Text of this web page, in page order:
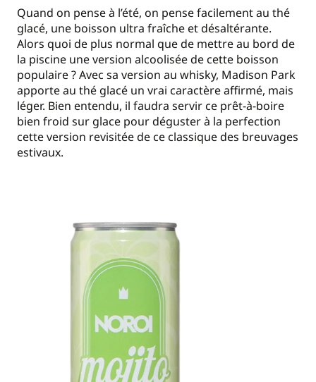
Quand on pense à l’été, on pense facilement au thé
glacé, une boisson ultra fraîche et désaltérante.
Alors quoi de plus normal que de mettre au bord de
la piscine une version alcoolisée de cette boisson
populaire ? Avec sa version au whisky, Madison Park
apporte au thé glacé un vrai caractère affirmé, mais
léger. Bien entendu, il faudra servir ce prêt-à-boire
bien froid sur glace pour déguster à la perfection
cette version revisitée de ce classique des breuvages
estivaux.